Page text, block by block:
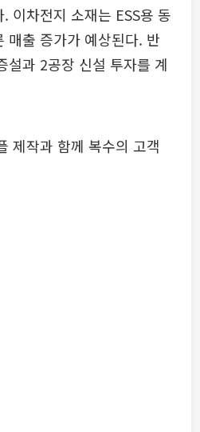
이차전지 소재는 ESS용 동
매출 증가가 예상된다. 반
설과 2공장 신설 투자를 계
제작과 함께 복수의 고객